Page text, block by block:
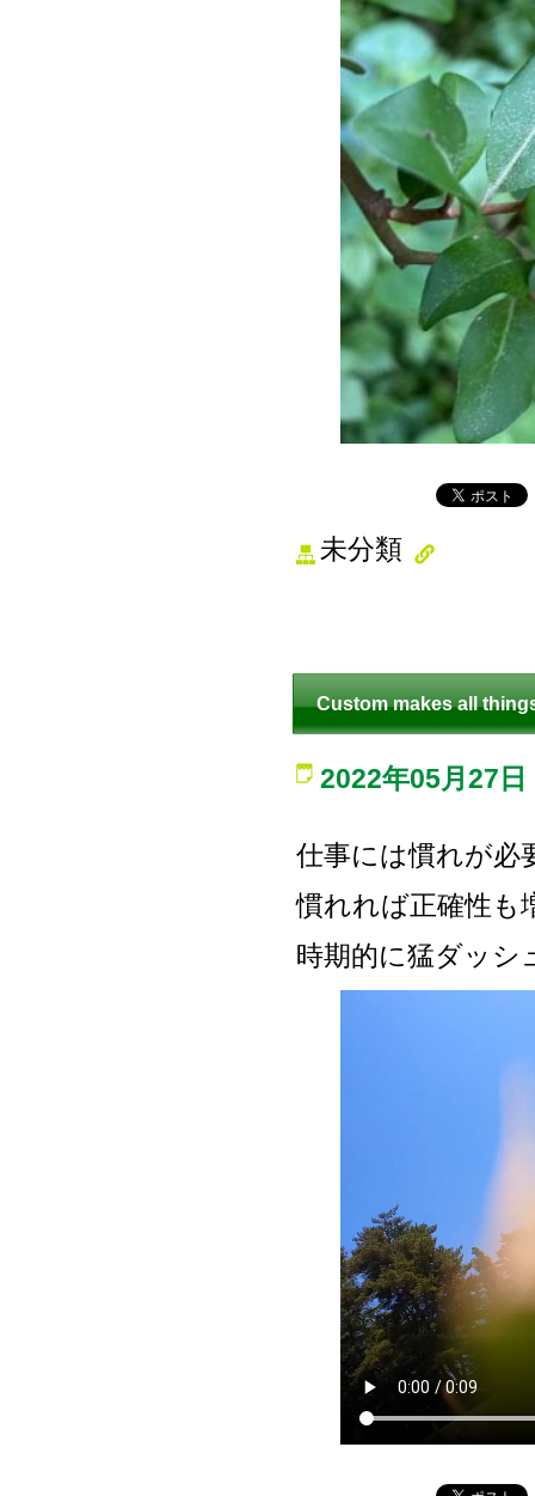
未分類
Custom makes all
2022年05月27日
仕事には慣れが必
慣れれば正確性も
時期的に猛ダッシ